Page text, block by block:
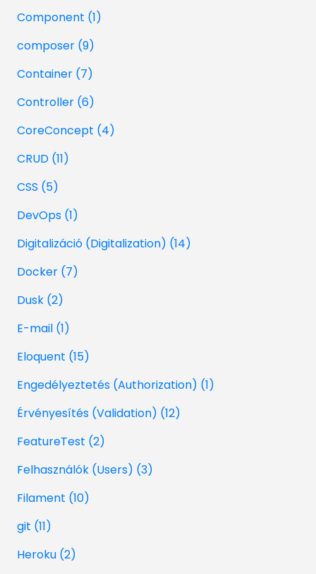
Component (1)
composer (9)
Container (7)
Controller (6)
CoreConcept (4)
CRUD (11)
CSS (5)
DevOps (1)
Digitalizáció (Digitalization) (14)
Docker (7)
Dusk (2)
E-mail (1)
Eloquent (15)
Engedélyeztetés (Authorization) (1)
Érvényesítés (Validation) (12)
FeatureTest (2)
Felhasználók (Users) (3)
Filament (10)
git (11)
Heroku (2)